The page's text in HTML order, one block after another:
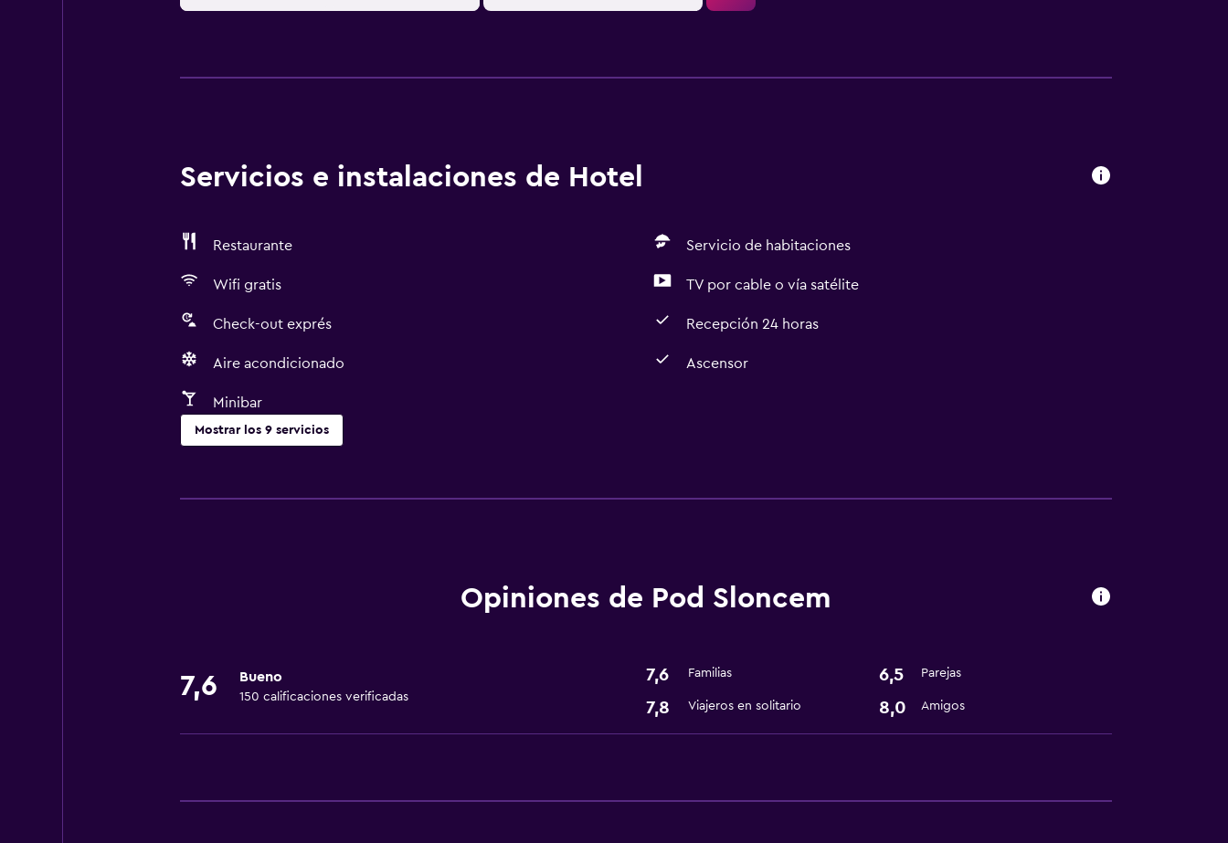
Servicios e instalaciones de Hotel
Restaurante Servicio de habitaciones
Wifi gratis TV por cable o vía satélite
Check-out exprés Recepción 24 horas
Aire acondicionado Ascensor
Minibar
Mostrar los 9 servicios
Servicio de habitaciones
Restaurante
Aire acondicionado
Sistema de entretenimiento
Opiniones de Pod Sloncem
7,6 Bueno
150 calificaciones verificadas
7,6 Familias 6,5 Parejas
7,8 Viajeros en solitario 8,0 Amigos